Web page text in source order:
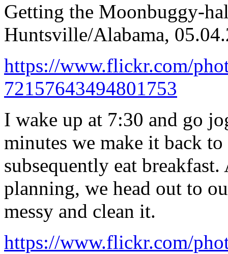
Getting the Moonbuggy-
Huntsville/Alabama,
https://www.flickr.com/
72157643494801753
I wake up at 7:30 and go
minutes we make it back
subsequently eat
planning, we head out to
messy and clean it.
https://www.flickr.com/